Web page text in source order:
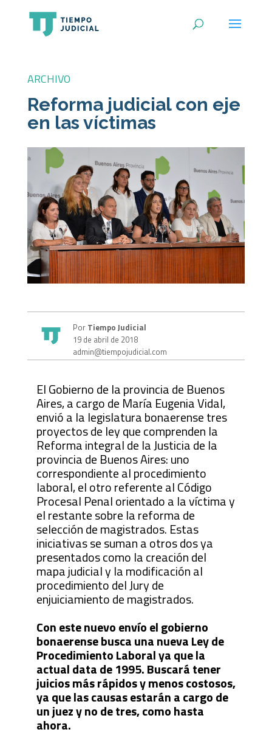
ARCHIVO
Reforma judicial con eje
en las víctimas
PorTiempo Judicial
19 de abril de 2018
admin@tiempojudicial.com
El Gobierno de la provincia de Buenos
Aires, a cargo de María Eugenia Vidal,
envió a la legislatura bonaerense tres
proyectos de ley que comprenden la
Reforma integral de la Justicia de la
provincia de Buenos Aires: uno
correspondiente al procedimiento
laboral, el otro referente al Código
Procesal Penal orientado a la víctima y
el restante sobre la reforma de
selección de magistrados. Estas
iniciativas se suman a otros dos ya
presentados como la creación del
mapa judicial y la modificación al
procedimiento del Jury de
enjuiciamiento de magistrados.
Con este nuevo envío el gobierno
bonaerense busca una nueva Ley de
Procedimiento Laboral ya que la
actual data de 1995. Buscará tener
juicios más rápidos y menos costosos,
ya que las causas estarán a cargo de
un juez y no de tres, como hasta
ahora.